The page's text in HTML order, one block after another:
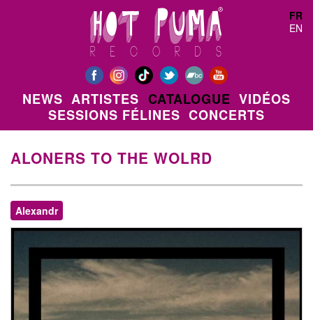
FR
EN
NEWS ARTISTES CATALOGUE VIDÉOS
SESSIONS FÉLINES CONCERTS
ALONERS TO THE WOLRD
Alexandr